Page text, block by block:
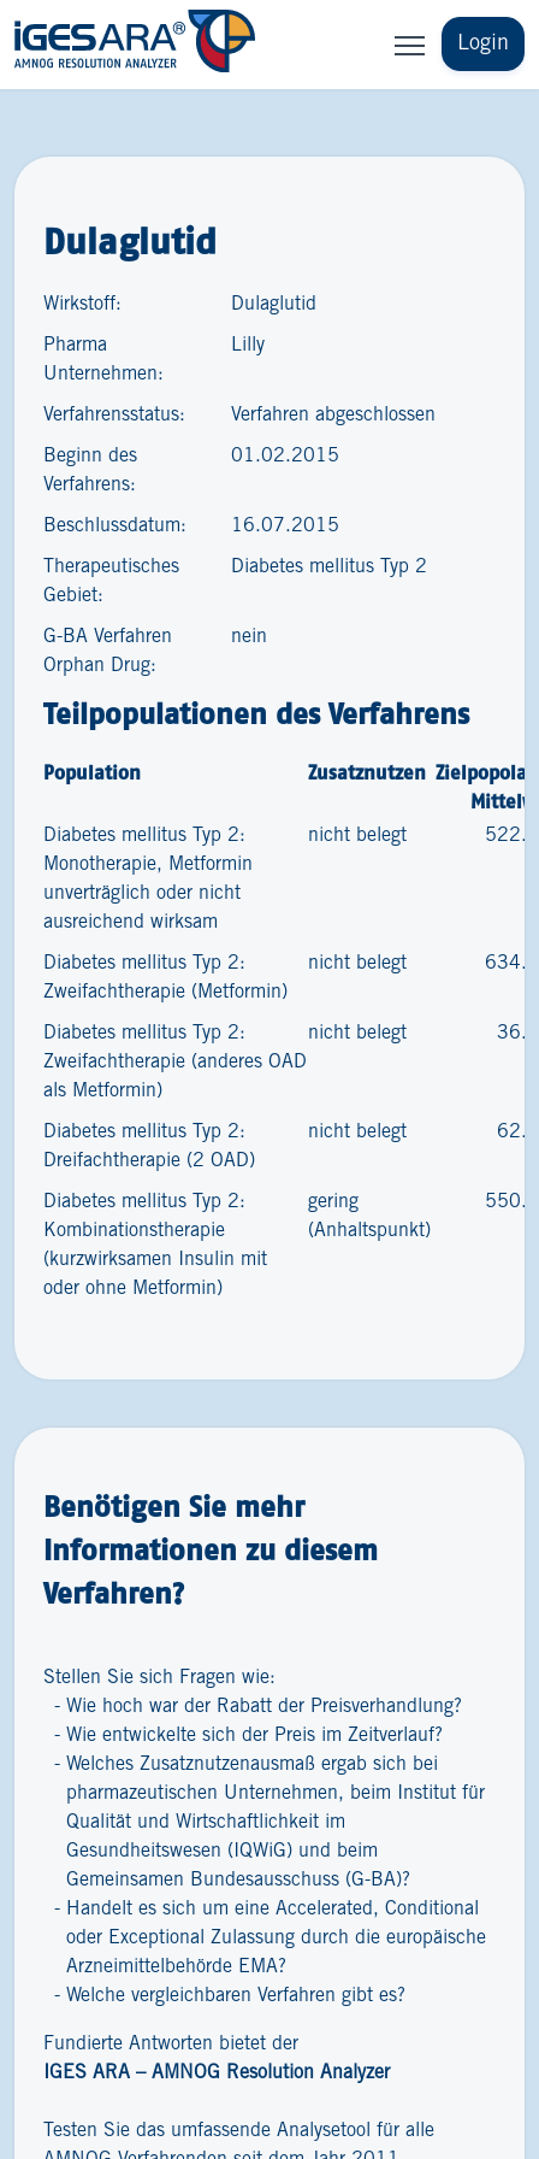
Login
Dulaglutid
Wirkstoff: Dulaglutid
Pharma
Unternehmen:
Lilly
Verfahrensstatus: Verfahren abgeschlossen
Beginn des
Verfahrens:
01.02.2015
Beschlussdatum: 16.07.2015
Therapeutisches
Gebiet:
Diabetes mellitus Typ 2
G-BA Verfahren
Orphan Drug:
nein
Teilpopulationen des Verfahrens
Population Zusatznutzen
Diabetes mellitus Typ 2:
Monotherapie, Metformin
unverträglich oder nicht
ausreichend wirksam
nicht belegt
Diabetes mellitus Typ 2:
Zweifachtherapie (Metformin)
nicht belegt
Diabetes mellitus Typ 2:
Zweifachtherapie (anderes OAD
als Metformin)
nicht belegt
Diabetes mellitus Typ 2:
Dreifachtherapie (2 OAD)
nicht belegt
Diabetes mellitus Typ 2:
Kombinationstherapie
(kurzwirksamen Insulin mit
oder ohne Metformin)
gering
(Anhaltspunkt)
Benötigen Sie mehr
Informationen zu diesem
Verfahren?
Stellen Sie sich Fragen wie:
Wie hoch war der Rabatt der Preisverhandlung?
Wie entwickelte sich der Preis im Zeitverlauf?
Welches Zusatznutzenausmaß ergab sich bei
pharmazeutischen Unternehmen, beim Institut für
Qualität und Wirtschaftlichkeit im
Gesundheitswesen (IQWiG) und beim
Gemeinsamen Bundesausschuss (G-BA)?
Handelt es sich um eine Accelerated, Conditional
oder Exceptional Zulassung durch die europäische
Arzneimittelbehörde EMA?
Welche vergleichbaren Verfahren gibt es?
Fundierte Antworten bietet der
IGES ARA – AMNOG Resolution Analyzer
Testen Sie das umfassende Analysetool für alle